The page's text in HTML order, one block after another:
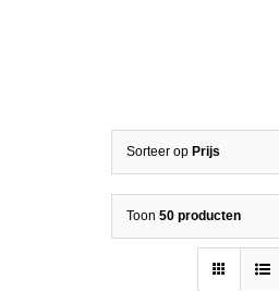
Sorteer op Prijs
Toon 50 producten